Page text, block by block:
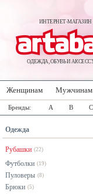
ИНТЕРНЕТ-МАГАЗИН
ОДЕЖДА, ОБУВЬ И
Женщинам Мужчинам
Бренды: A B C
Одежда
Рубашки (22)
Футболки (19)
Пуловеры (8)
Брюки (5)